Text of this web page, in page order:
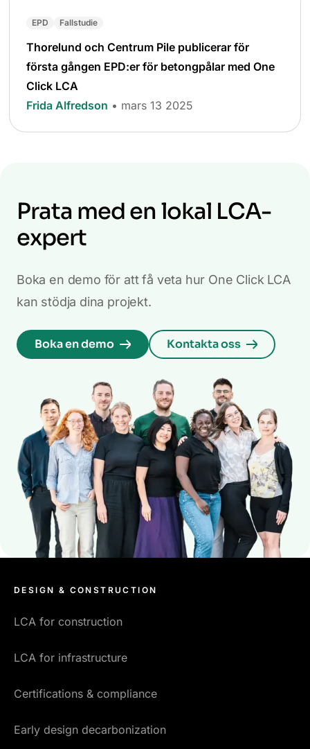
EPD Fallstudie
Thorelund och Centrum Pile publicerar för
första gången EPD:er för betongpålar med One
Click LCA
Frida Alfredson • mars 13 2025
Prata med en lokal LCA-
expert
Boka en demo för att få veta hur One Click LCA
kan stödja dina projekt.
Boka en demo Kontakta oss
DESIGN & CONSTRUCTION
LCA for construction
LCA for infrastructure
Certifications & compliance
Early design decarbonization